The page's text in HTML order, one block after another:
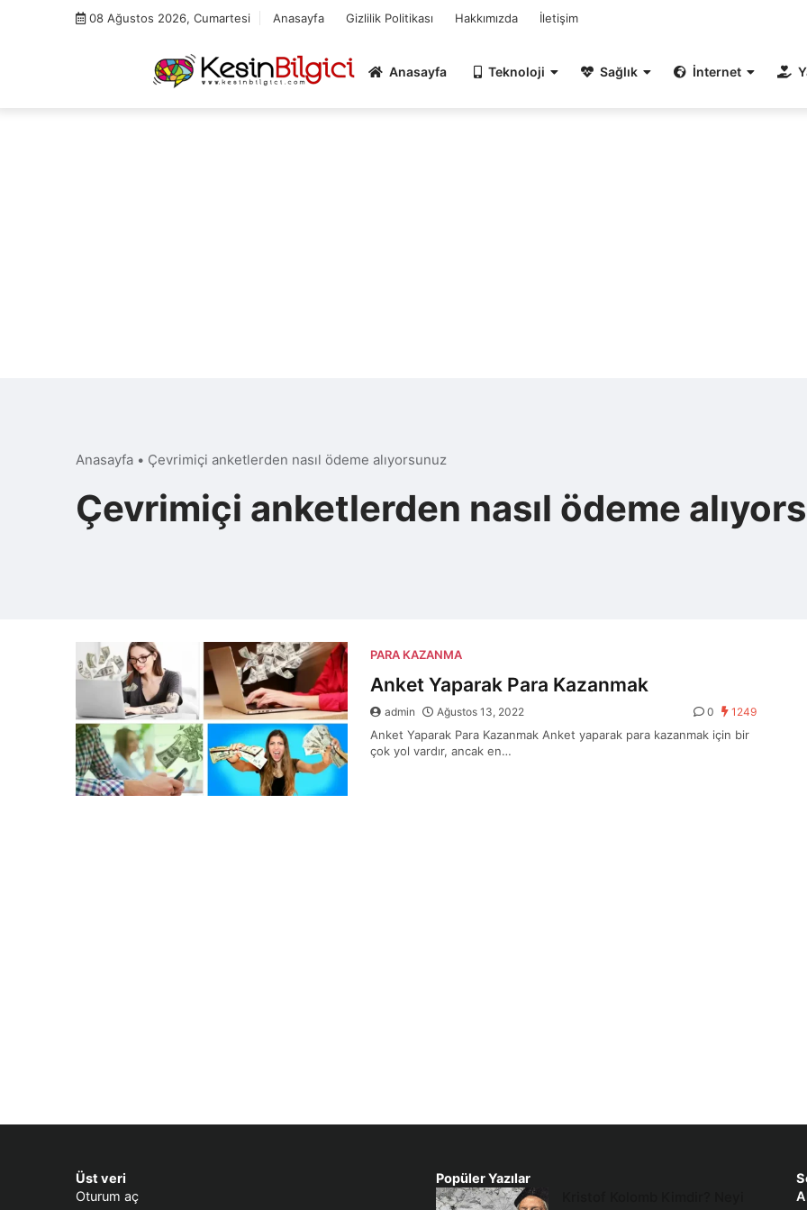
08 Ağustos 2026, Cumartesi Anasayfa Gizlilik Politikası Hakkımızda İletişim
Anasayfa Teknoloji Sağlık İnternet
Anasayfa • Çevrimiçi anketlerden nasıl ödeme alıyorsunuz
Çevrimiçi anketlerden nasıl ödeme
PARA KAZANMA
Anket Yaparak Para Kazanmak
admin Ağustos 13, 2022 0 1249
Anket Yaparak Para Kazanmak Anket yaparak para kazanmak için bir
çok yol vardır, ancak en…
Üst veri
Oturum aç
Popüler Yazılar